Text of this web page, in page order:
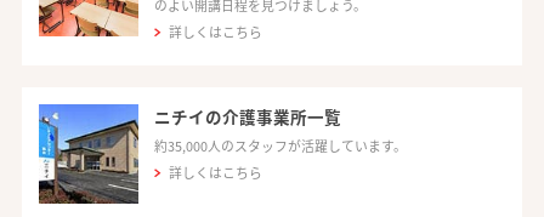
のよい開講日程を見つけましょう。
詳しくはこちら
ニチイの介護事業所一覧
約35,000人のスタッフが活躍しています。
詳しくはこちら